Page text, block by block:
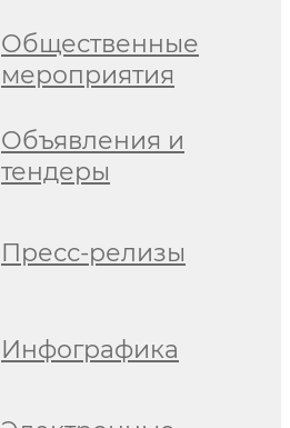
Общественные
мероприятия
Объявления и
тендеры
Пресс-релизы
Инфографика